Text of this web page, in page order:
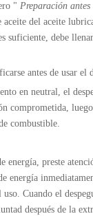
" Preparación antes
del aceite
suficiente, debe
antes de usar
en neutral, el
comprometida,
combustible.
energía, preste
energía
Cuando el
después de la